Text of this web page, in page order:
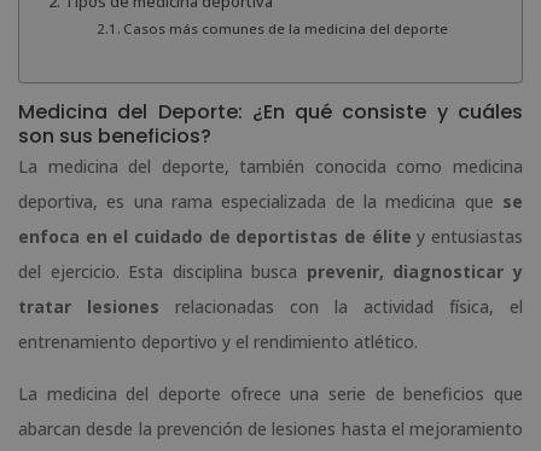
Casos más comunes de la medicina del deporte
Medicina del Deporte: ¿En qué consiste y cuáles
son sus beneficios?
La medicina del deporte, también conocida como medicina
deportiva, es una rama especializada de la medicina que se
enfoca en el cuidado de deportistas de élite y entusiastas
del ejercicio. Esta disciplina busca prevenir, diagnosticar y
tratar lesiones relacionadas con la actividad física, el
entrenamiento deportivo y el rendimiento atlético.
La medicina del deporte ofrece una serie de beneficios que
abarcan desde la prevención de lesiones hasta el mejoramiento